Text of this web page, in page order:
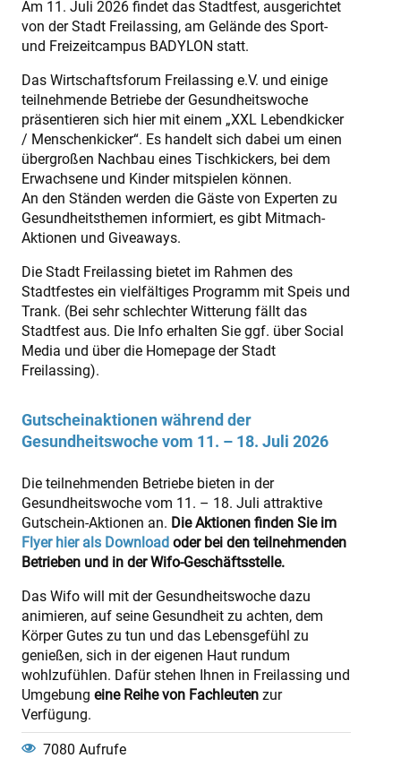
Am 11. Juli 2026 findet das Stadtfest, ausgerichtet
von der Stadt Freilassing, am Gelände des Sport-
und Freizeitcampus BADYLON statt.
Das Wirtschaftsforum Freilassing e.V. und einige
teilnehmende Betriebe der Gesundheitswoche
präsentieren sich hier mit einem „XXL Lebendkicker
/ Menschenkicker“. Es handelt sich dabei um einen
übergroßen Nachbau eines Tischkickers, bei dem
Erwachsene und Kinder mitspielen können.
An den Ständen werden die Gäste von Experten zu
Gesundheitsthemen informiert, es gibt Mitmach-
Aktionen und Giveaways.
Die Stadt Freilassing bietet im Rahmen des
Stadtfestes ein vielfältiges Programm mit Speis und
Trank. (Bei sehr schlechter Witterung fällt das
Stadtfest aus. Die Info erhalten Sie ggf. über Social
Media und über die Homepage der Stadt
Freilassing).
Gutscheinaktionen während der
Gesundheitswoche vom 11. – 18. Juli 2026
Die teilnehmenden Betriebe bieten in der
Gesundheitswoche vom 11. – 18. Juli attraktive
Gutschein-Aktionen an. Die Aktionen finden Sie im
Flyer hier als Download oder bei den teilnehmenden
Betrieben und in der Wifo-Geschäftsstelle.
Das Wifo will mit der Gesundheitswoche dazu
animieren, auf seine Gesundheit zu achten, dem
Körper Gutes zu tun und das Lebensgefühl zu
genießen, sich in der eigenen Haut rundum
wohlzufühlen. Dafür stehen Ihnen in Freilassing und
Umgebung eine Reihe von Fachleuten zur
Verfügung.
7080 Aufrufe